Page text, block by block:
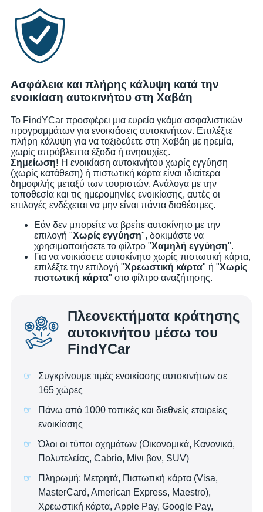
Ασφάλεια και πλήρης κάλυψη κατά την
ενοικίαση αυτοκινήτου στη Χαβάη
Το FindYCar προσφέρει μια ευρεία γκάμα ασφαλιστικών
προγραμμάτων για ενοικιάσεις αυτοκινήτων. Επιλέξτε
πλήρη κάλυψη για να ταξιδεύετε στη Χαβάη με ηρεμία,
χωρίς απρόβλεπτα έξοδα ή ανησυχίες.
Σημείωση! Η ενοικίαση αυτοκινήτου χωρίς εγγύηση
(χωρίς κατάθεση) ή πιστωτική κάρτα είναι ιδιαίτερα
δημοφιλής μεταξύ των τουριστών. Ανάλογα με την
τοποθεσία και τις ημερομηνίες ενοικίασης, αυτές οι
επιλογές ενδέχεται να μην είναι πάντα διαθέσιμες.
Εάν δεν μπορείτε να βρείτε αυτοκίνητο με την
επιλογή "Χωρίς εγγύηση", δοκιμάστε να
χρησιμοποιήσετε το φίλτρο "Χαμηλή εγγύηση".
Για να νοικιάσετε αυτοκίνητο χωρίς πιστωτική κάρτα,
επιλέξτε την επιλογή "Χρεωστική κάρτα" ή "Χωρίς
πιστωτική κάρτα" στο φίλτρο αναζήτησης.
Πλεονεκτήματα κράτησης
αυτοκινήτου μέσω του
FindYCar
Συγκρίνουμε τιμές ενοικίασης αυτοκινήτων σε
165 χώρες
Πάνω από 1000 τοπικές και διεθνείς εταιρείες
ενοικίασης
Όλοι οι τύποι οχημάτων (Οικονομικά, Κανονικά,
Πολυτελείας, Cabrio, Μίνι βαν, SUV)
Πληρωμή: Μετρητά, Πιστωτική κάρτα (Visa,
MasterCard, American Express, Maestro),
Χρεωστική κάρτα, Apple Pay, Google Pay,